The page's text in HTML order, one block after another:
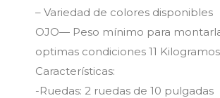
– Variedad de colores disponibles
OJO— Peso mínimo para
optimas condiciones 11
Características:
-Ruedas: 2 ruedas de 10 pulgadas